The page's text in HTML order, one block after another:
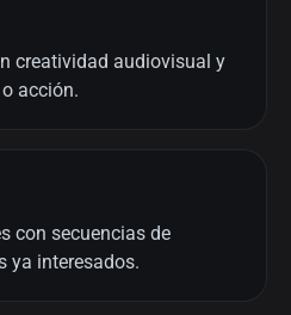
creatividad audiovisual y
acción.
con secuencias de
ya interesados.